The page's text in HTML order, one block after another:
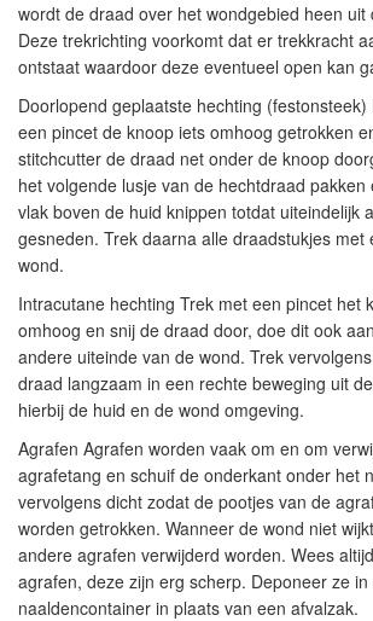
wordt de draad over het wondgebied heen uit
Deze trekrichting voorkomt dat er trekkracht
ontstaat waardoor deze eventueel open kan
Doorlopend geplaatste hechting (festonsteek)
een pincet de knoop iets omhoog getrokken
stitchcutter de draad net onder de knoop
het volgende lusje van de hechtdraad
vlak boven de huid knippen totdat uiteindelijk
gesneden. Trek daarna alle draadstukjes met
wond.
Intracutane hechting Trek met een pincet het
omhoog en snij de draad door, doe dit ook
andere uiteinde van de wond. Trek
draad langzaam in een rechte beweging uit
hierbij de huid en de wond omgeving.
Agrafen Agrafen worden vaak om en om
agrafetang en schuif de onderkant onder het
vervolgens dicht zodat de pootjes van de
worden getrokken. Wanneer de wond niet
andere agrafen verwijderd worden. Wees
agrafen, deze zijn erg scherp. Deponeer ze in
naaldencontainer in plaats van een afvalzak.